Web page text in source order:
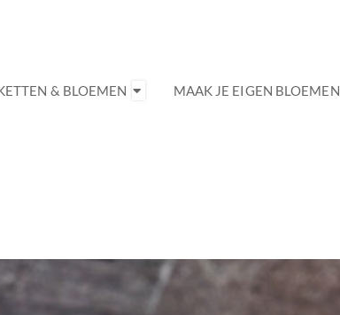
& BLOEMEN MAAK JE EIGEN BLOEMEN